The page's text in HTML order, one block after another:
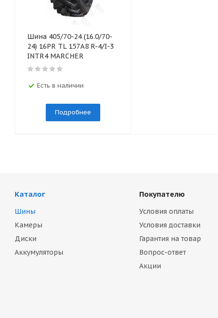
Шина 405/70-24 (16.0/70-
24) 16PR TL 157А8 R-4/I-3
INTR4 MARCHER
Есть в наличии
Подробнее
Каталог
Шины
Камеры
Диски
Аккумуляторы
Покупателю
Условия оплаты
Условия доставки
Гарантия на товар
Вопрос-ответ
Акции